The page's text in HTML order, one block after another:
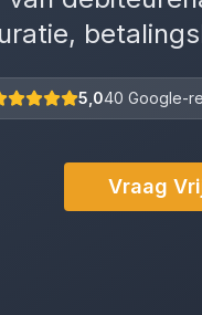
5,040 Google-
Vraag